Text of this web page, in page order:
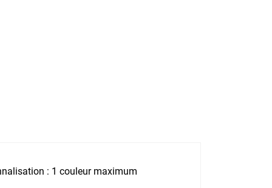
: 1 couleur maximum